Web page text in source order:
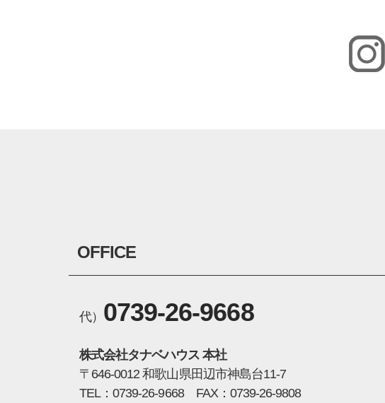
OFFICE
代） 0739-26-9668
株式会社タナベハウス 本社
〒646-0012 和歌山県田辺市神島台11-7
TEL：0739-26-9668 FAX：0739-26-9808